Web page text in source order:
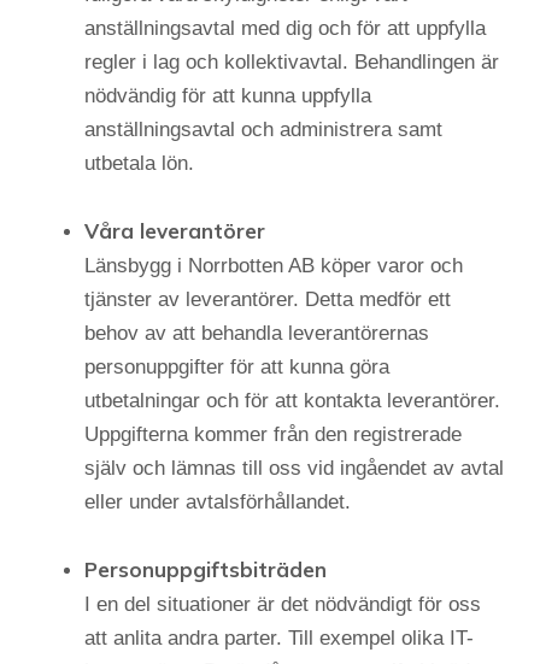
anställningsavtal med dig och för att uppfylla
regler i lag och kollektivavtal. Behandlingen är
nödvändig för att kunna uppfylla
anställningsavtal och administrera samt
utbetala lön.
Våra leverantörer
Länsbygg i Norrbotten AB köper varor och
tjänster av leverantörer. Detta medför ett
behov av att behandla leverantörernas
personuppgifter för att kunna göra
utbetalningar och för att kontakta leverantörer.
Uppgifterna kommer från den registrerade
själv och lämnas till oss vid ingåendet av avtal
eller under avtalsförhållandet.
Personuppgiftsbiträden
I en del situationer är det nödvändigt för oss
att anlita andra parter. Till exempel olika IT-